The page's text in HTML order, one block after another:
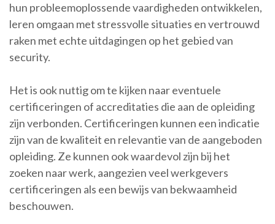
hun probleemoplossende vaardigheden ontwikkelen,
leren omgaan met stressvolle situaties en vertrouwd
raken met echte uitdagingen op het gebied van
security.
Het is ook nuttig om te kijken naar eventuele
certificeringen of accreditaties die aan de opleiding
zijn verbonden. Certificeringen kunnen een indicatie
zijn van de kwaliteit en relevantie van de aangeboden
opleiding. Ze kunnen ook waardevol zijn bij het
zoeken naar werk, aangezien veel werkgevers
certificeringen als een bewijs van bekwaamheid
beschouwen.